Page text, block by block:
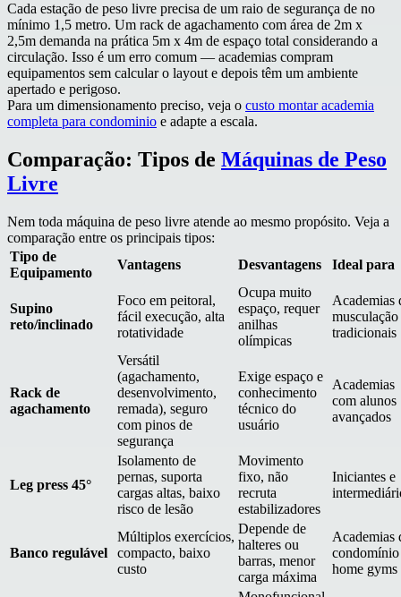
Cada estação de peso livre precisa de um raio de segurança de no
mínimo 1,5 metro. Um rack de agachamento com área de 2m x
2,5m demanda na prática 5m x 4m de espaço total considerando a
circulação. Isso é um erro comum — academias compram
equipamentos sem calcular o layout e depois têm um ambiente
apertado e perigoso.
Para um dimensionamento preciso, veja o custo montar academia
completa para condominio e adapte a escala.
Comparação: Tipos de Máquinas de Peso
Livre
Nem toda máquina de peso livre atende ao mesmo propósito. Veja a
comparação entre os principais tipos:
Tipo de
Equipamento
Vantagens Desvantagens Ideal para
Supino
reto/inclinado
Foco em peitoral,
fácil execução, alta
rotatividade
Ocupa muito
espaço, requer
anilhas
olímpicas
Academias
musculação
tradicionais
Rack de
agachamento
Versátil
(agachamento,
desenvolvimento,
remada), seguro
com pinos de
segurança
Exige espaço e
conhecimento
técnico do
usuário
Academias
com alunos
avançados
Leg press 45°
Isolamento de
pernas, suporta
cargas altas, baixo
risco de lesão
Movimento
fixo, não
recruta
estabilizadores
Iniciantes e
Banco regulável
Múltiplos exercícios,
compacto, baixo
custo
Depende de
halteres ou
barras, menor
carga máxima
Academias
condomínio
home gyms